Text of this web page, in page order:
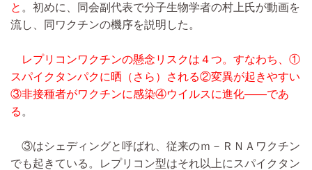
と 。初めに、同会副代表で分子生物学者の村上氏が動画を
流し、同ワクチンの機序を説明した。
レプリコンワクチンの懸念リスクは４つ。すなわち、①
スパイクタンパクに晒（さら）される②変異が起きやすい
③非接種者がワクチンに感染④ウイルスに進化――であ
る 。
③はシェディングと呼ばれ、従来のｍ－ＲＮＡワクチン
でも起きている。レプリコン型はそれ以上にスパイクタン